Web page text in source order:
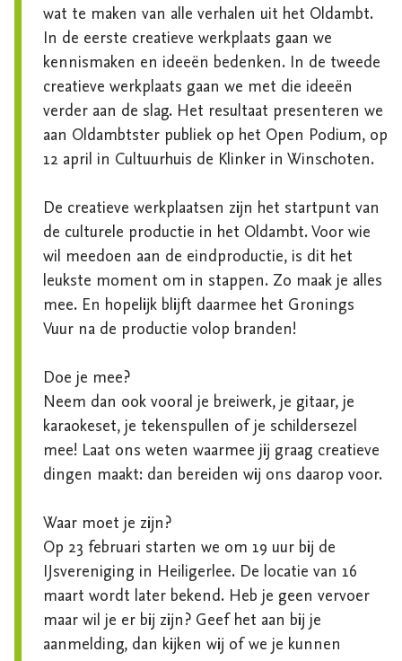
wat te maken van alle verhalen uit het Oldambt.
In de eerste creatieve werkplaats gaan we
kennismaken en ideeën bedenken. In de tweede
creatieve werkplaats gaan we met die ideeën
verder aan de slag. Het resultaat presenteren we
aan Oldambtster publiek op het Open Podium, op
12 april in Cultuurhuis de Klinker in Winschoten.
De creatieve werkplaatsen zijn het startpunt van
de culturele productie in het Oldambt. Voor wie
wil meedoen aan de eindproductie, is dit het
leukste moment om in stappen. Zo maak je alles
mee. En hopelijk blijft daarmee het Gronings
Vuur na de productie volop branden!
Doe je mee?
Neem dan ook vooral je breiwerk, je gitaar, je
karaokeset, je tekenspullen of je schildersezel
mee! Laat ons weten waarmee jij graag creatieve
dingen maakt: dan bereiden wij ons daarop voor.
Waar moet je zijn?
Op 23 februari starten we om 19 uur bij de
IJsvereniging in Heiligerlee. De locatie van 16
maart wordt later bekend. Heb je geen vervoer
maar wil je er bij zijn? Geef het aan bij je
aanmelding, dan kijken wij of we je kunnen